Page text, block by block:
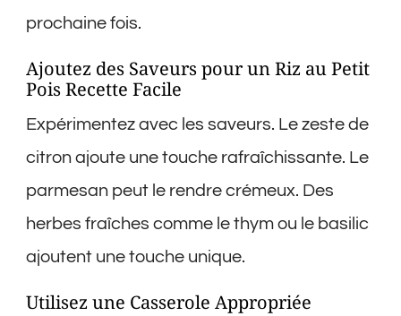
prochaine fois.
Ajoutez des Saveurs pour un Riz au Petit
Pois Recette Facile
Expérimentez avec les saveurs. Le zeste de
citron ajoute une touche rafraîchissante. Le
parmesan peut le rendre crémeux. Des
herbes fraîches comme le thym ou le basilic
ajoutent une touche unique.
Utilisez une Casserole Appropriée